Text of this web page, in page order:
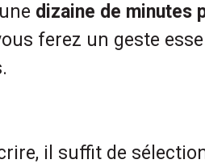
dizaine de minutes
ferez un geste
il suffit de